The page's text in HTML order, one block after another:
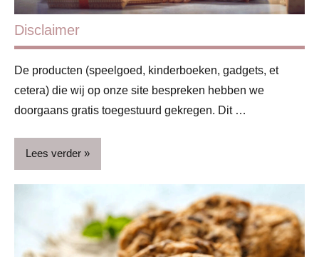
Disclaimer
De producten (speelgoed, kinderboeken, gadgets, et
cetera) die wij op onze site bespreken hebben we
doorgaans gratis toegestuurd gekregen. Dit …
Lees verder